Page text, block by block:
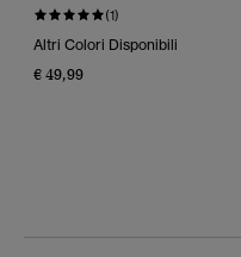
(1)
Altri Colori Disponibili
€ 49,99